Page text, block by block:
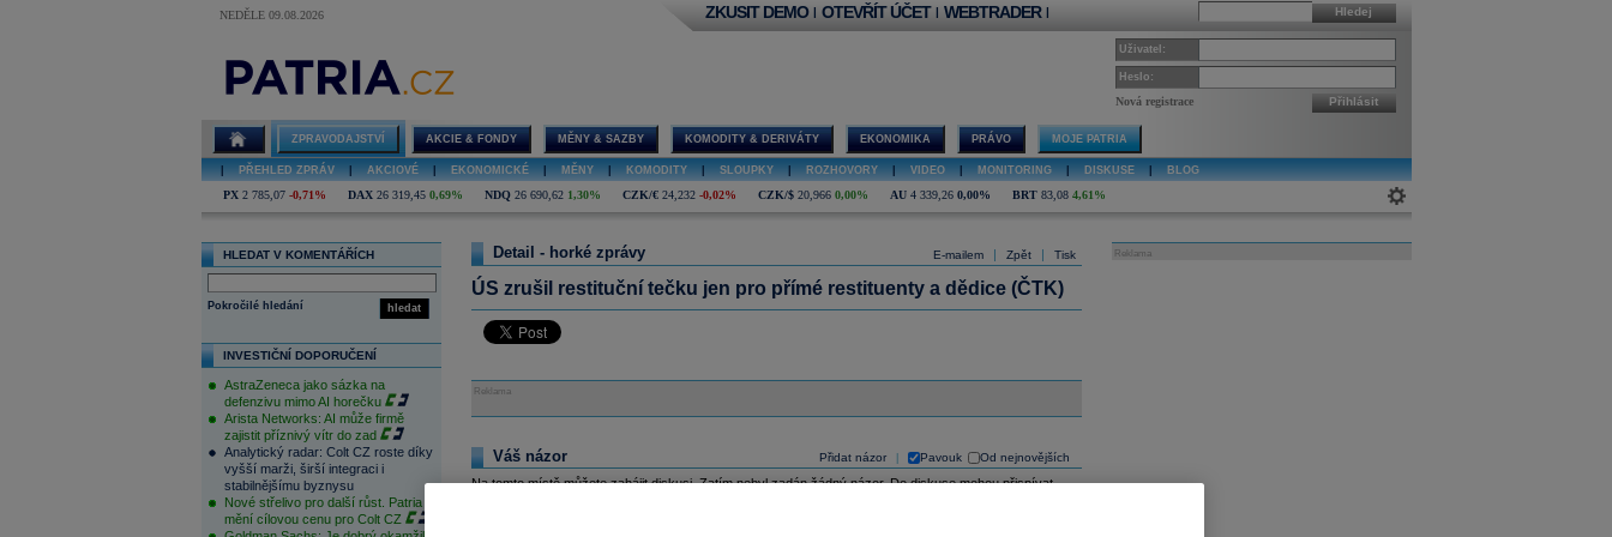
NEDĚLE 09.08.2026 Hledej
ZKUSIT DEMO | OTEVŘÍT ÚČET | WEBTRADER |
Uživatel:
Heslo:
Nová registrace Přihlásit
ZPRAVODAJSTVÍ AKCIE & FONDY MĚNY & SAZBY KOMODITY & DERIVÁTY EKONOMIKA PRÁVO MOJE PATRIA
PŘEHLED ZPRÁV AKCIOVÉ EKONOMICKÉ MĚNY KOMODITY SLOUPKY ROZHOVORY VIDEO MONITORING DISKUSE BLOG
PX 2 785,07 -0,71% DAX 26 319,45 0,69% NDQ 26 690,62 1,30% CZK/€ 24,232 -0,02% CZK/$ 20,966 0,00% AU 4 339,26 0,00% BRT 83,08 4,61%
HLEDAT V KOMENTÁŘÍCH
hledat
Pokročilé hledání
INVESTIČNÍ DOPORUČENÍ
AstraZeneca jako sázka na
defenzivu mimo AI horečku
Arista Networks: AI může firmě
zajistit příznivý vítr do zad
Analytický radar: Colt CZ roste díky
vyšší marži, širší integraci i
stabilnějšímu byznysu
Nové střelivo pro další růst. Patria
mění cílovou cenu pro Colt CZ
E-mailem | Zpět | Tisk
Detail - horké zprávy
ÚS zrušil restituční tečku jen pro přímé restituenty a dědice (ČTK)
Reklama
Přidat názor Pavouk Od nejnovějších
Váš názor
Na tomto místě můžete zahájit diskusi. Zatím nebyl zadán žádný názor. Do diskuse mohou přispívat
Reklama